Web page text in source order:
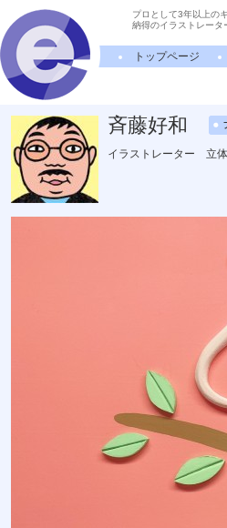
プロとして3年以上の
納得のイラストレータ
トップページ
斉藤好和
イラストレーター 立